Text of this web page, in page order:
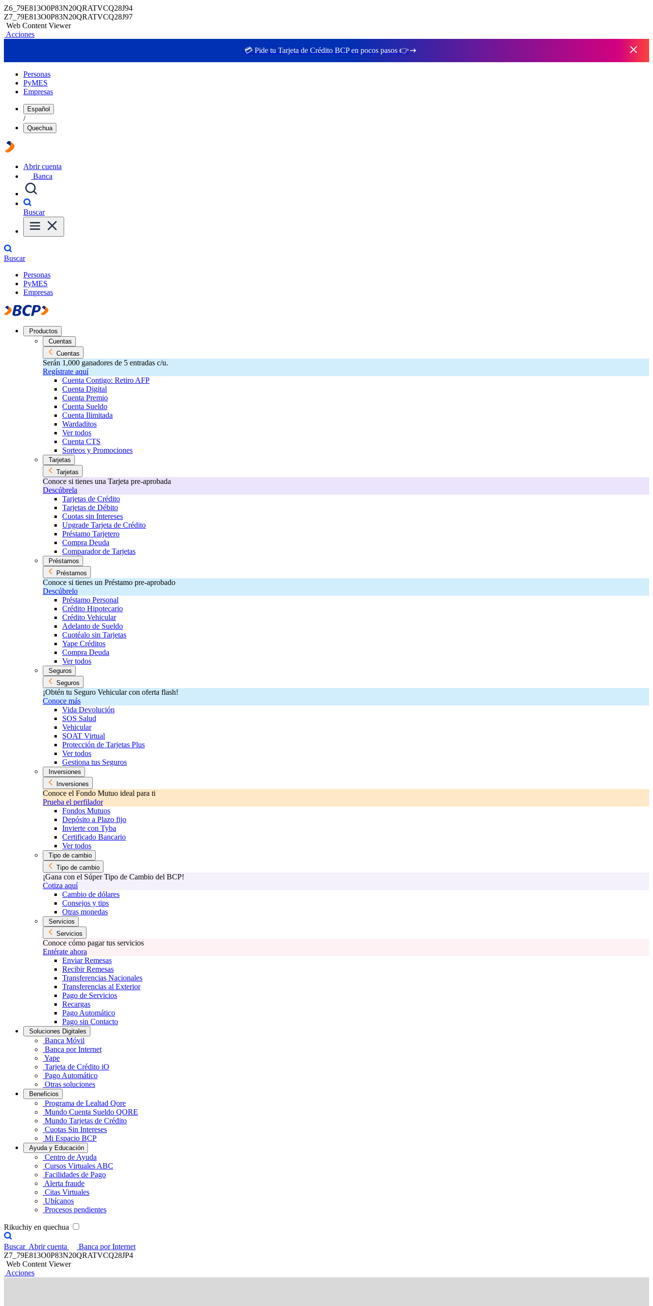
Z6_79E813O0P83N20QRATVCQ28J94
Z7_79E813O0P83N20QRATVCQ28J97
Web Content Viewer
Acciones
💳 Pide tu Tarjeta de Crédito BCP en pocos pasos 👉
Personas
PyMES
Empresas
Español
/
Quechua
Abrir cuenta
Banca
Buscar
Buscar
Personas
PyMES
Empresas
Productos
Cuentas
Cuentas
Serán 1,000 ganadores de 5 entradas c/u.
Regístrate aquí
Cuenta Contigo: Retiro AFP
Cuenta Digital
Cuenta Premio
Cuenta Sueldo
Cuenta Ilimitada
Wardaditos
Ver todos
Cuenta CTS
Sorteos y Promociones
Tarjetas
Tarjetas
Conoce si tienes una Tarjeta pre-aprobada
Descúbrela
Tarjetas de Crédito
Tarjetas de Débito
Cuotas sin Intereses
Upgrade Tarjeta de Crédito
Préstamo Tarjetero
Compra Deuda
Comparador de Tarjetas
Préstamos
Préstamos
Conoce si tienes un Préstamo pre-aprobado
Descúbrelo
Préstamo Personal
Crédito Hipotecario
Crédito Vehicular
Adelanto de Sueldo
Cuotéalo sin Tarjetas
Yape Créditos
Compra Deuda
Ver todos
Seguros
Seguros
¡Obtén tu Seguro Vehicular con oferta flash!
Conoce más
Vida Devolución
SOS Salud
Vehicular
SOAT Virtual
Protección de Tarjetas Plus
Ver todos
Gestiona tus Seguros
Inversiones
Inversiones
Conoce el Fondo Mutuo ideal para ti
Prueba el perfilador
Fondos Mutuos
Depósito a Plazo fijo
Invierte con Tyba
Certificado Bancario
Ver todos
Tipo de cambio
Tipo de cambio
¡Gana con el Súper Tipo de Cambio del BCP!
Cotiza aquí
Cambio de dólares
Consejos y tips
Otras monedas
Servicios
Servicios
Conoce cómo pagar tus servicios
Entérate ahora
Enviar Remesas
Recibir Remesas
Transferencias Nacionales
Transferencias al Exterior
Pago de Servicios
Recargas
Pago Automático
Pago sin Contacto
Soluciones Digitales
Banca Móvil
Banca por Internet
Yape
Tarjeta de Crédito iO
Pago Automático
Otras soluciones
Beneficios
Programa de Lealtad Qore
Mundo Cuenta Sueldo QORE
Mundo Tarjetas de Crédito
Cuotas Sin Intereses
Mi Espacio BCP
Ayuda y Educación
Centro de Ayuda
Cursos Virtuales ABC
Facilidades de Pago
Alerta fraude
Citas Virtuales
Ubícanos
Procesos pendientes
Rikuchiy en quechua
Buscar Abrir cuenta
Banca por Internet
Z7_79E813O0P83N20QRATVCQ28JP4
Web Content Viewer
Acciones